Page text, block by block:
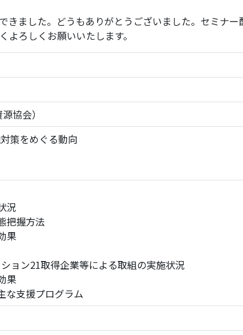
きました。どうもありがとうございました。セミナ
ろしくお願いいたします。
協会）
策をめぐる動向
況
握方法
果
ン21取得企業等による取組の実施状況
果
支援プログラム